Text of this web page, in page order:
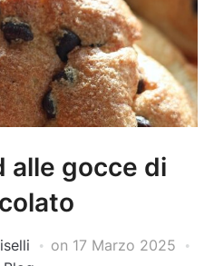
alle gocce di
on 17 Marzo 2025